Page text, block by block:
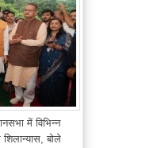
में विभिन्न
बोले